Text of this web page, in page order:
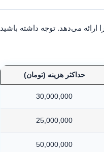
می‌دهد. توجه داشته باشید
حداکثر هزینه (تومان)
30,000,000
25,000,000
50,000,000